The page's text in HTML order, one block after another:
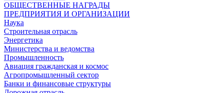
ОБЩЕСТВЕННЫЕ НАГРАДЫ
ПРЕДПРИЯТИЯ И ОРГАНИЗАЦИИ
Наука
Строительная отрасль
Энергетика
Министерства и ведомства
Промышленность
Авиация гражданская и космос
Агропромышленный сектор
Банки и финансовые структуры